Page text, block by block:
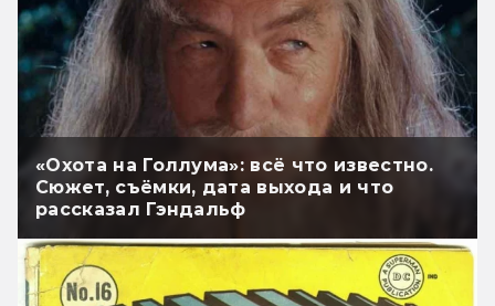
«Охота на Голлума»: всё что известно.
Сюжет, съёмки, дата выхода и что
рассказал Гэндальф